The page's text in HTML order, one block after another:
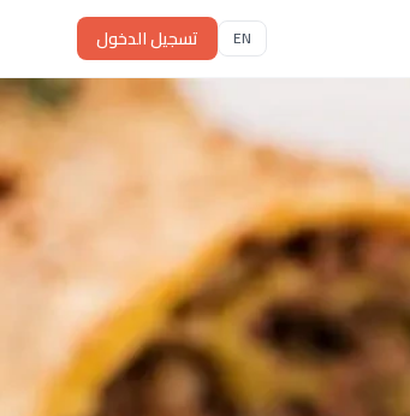
EN تسجيل الدخول